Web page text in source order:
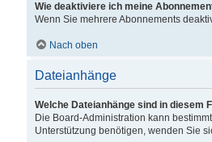
Wie deaktiviere ich meine
Wenn Sie mehrere Abonnements
Nach oben
Dateianhänge
Welche Dateianhänge sind in diesem
Die Board-Administration kann
Unterstützung benötigen, wenden Sie